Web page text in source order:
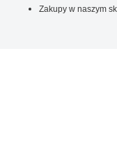
Zakupy w naszym